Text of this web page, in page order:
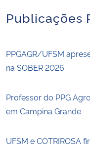
Publicações
PPGAGR/UFSM
na SOBER 2026
Professor do PPG
em Campina Grande
UFSM e COTRIROSA